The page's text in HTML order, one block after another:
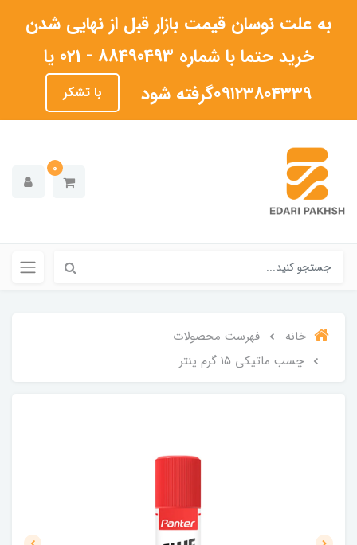
به علت نوسان قیمت بازار قبل از نهایی شدن
خرید حتما با شماره 88490493 - 021 یا
۰۹۱۲۳۸۰۴۳۳۹گرفته شود
با تشکر
0
خانه
فهرست محصولات
چسب ماتیکی 15 گرم پنتر